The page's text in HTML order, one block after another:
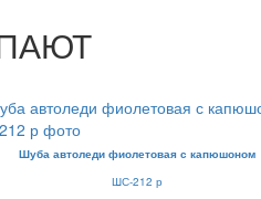
Шуба автоледи фиолетовая с капюшоном
ШС-212 р